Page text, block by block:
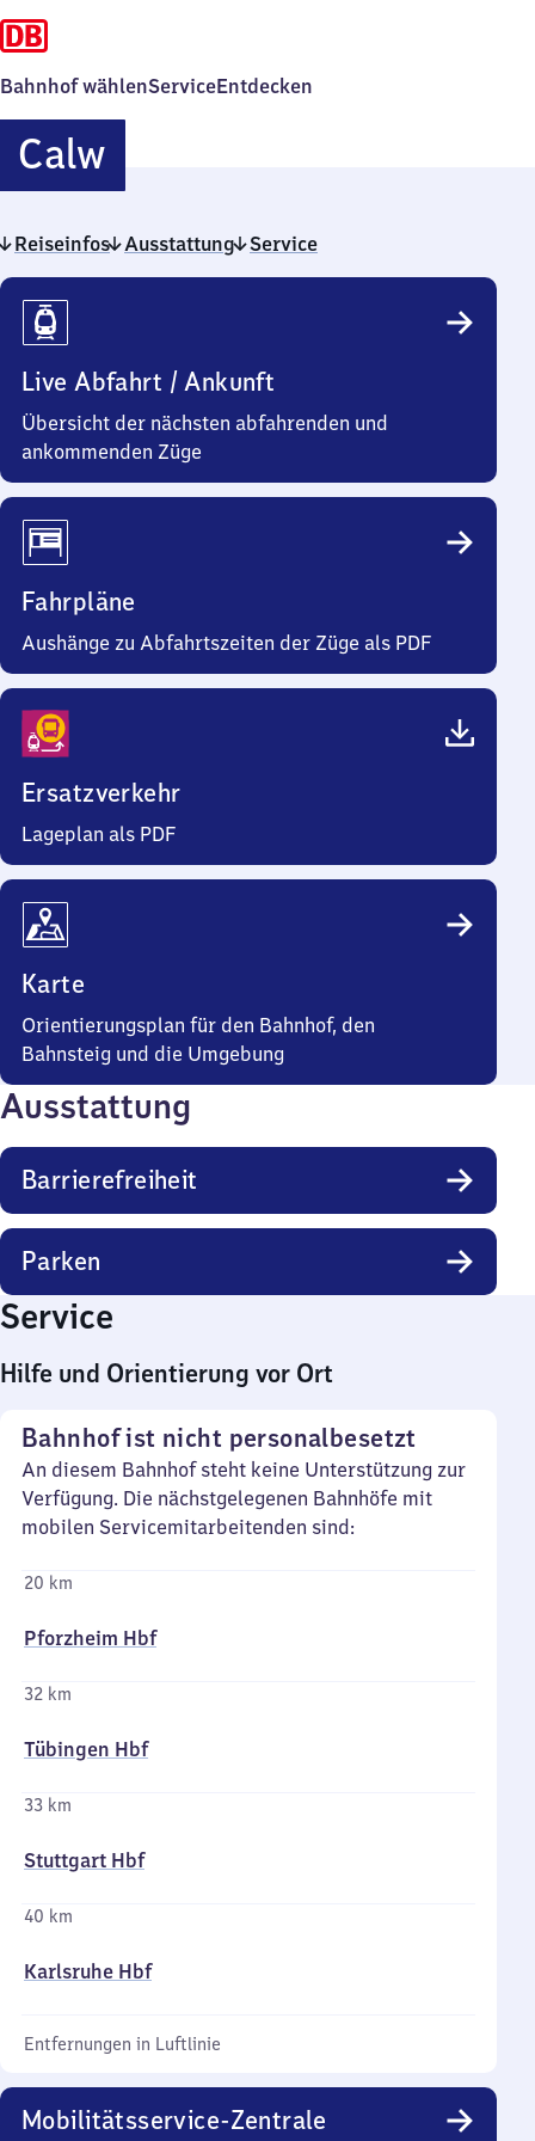
Bahnhof wählenServiceEntdecken
CalwCalw
Reiseinfos Ausstattung Service
Reiseinfos
Live Abfahrt / Ankunft
Übersicht der nächsten abfahrenden und
ankommenden Züge
Fahrpläne
Aushänge zu Abfahrtszeiten der Züge als PDF
Ersatzverkehr
Lageplan als PDF
Karte
Orientierungsplan für den Bahnhof, den
Bahnsteig und die Umgebung
Ausstattung
Barrierefreiheit
Parken
Service
Hilfe und Orientierung vor Ort
Bahnhof ist nicht personalbesetzt
An diesem Bahnhof steht keine Unterstützung zur
Verfügung. Die nächstgelegenen Bahnhöfe mit
mobilen Servicemitarbeitenden sind:
20 km
Pforzheim Hbf
32 km
Tübingen Hbf
33 km
Stuttgart Hbf
40 km
Karlsruhe Hbf
Entfernungen in Luftlinie
Mobilitätsservice-Zentrale